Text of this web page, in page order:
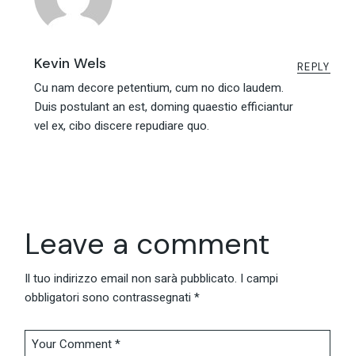
Kevin Wels
Cu nam decore petentium, cum no dico laudem.
Duis postulant an est, doming quaestio efficiantur
vel ex, cibo discere repudiare quo.
REPLY
Leave a comment
Il tuo indirizzo email non sarà pubblicato. I campi
obbligatori sono contrassegnati*